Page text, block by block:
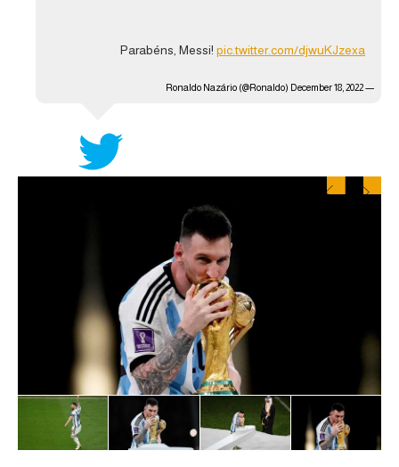
Parabéns, Messi! pic.twitter.com/djwuKJzexa
— Ronaldo Nazário (@Ronaldo)
December 18, 2022